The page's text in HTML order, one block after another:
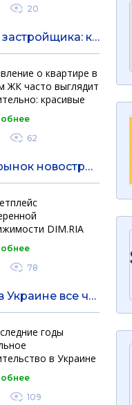
жилье
на н …
20
Новостройки от застройщика: как сравнивать объявления, документы и условия приобретения
о квартире в
ЖК часто выглядит
красивые
большая
краткое описание
и кнопка для
62
Как изменился рынок новостроек Украины за годы войны: где строят, что покупают и как изменились цены — аналитика DIM.RIA
DIM.RIA
рынок с
полномасштабной
78
Почему бизнес в Украине все чаще выбирает модульные здания
годы
в Украине
одним из наиболее
в
109